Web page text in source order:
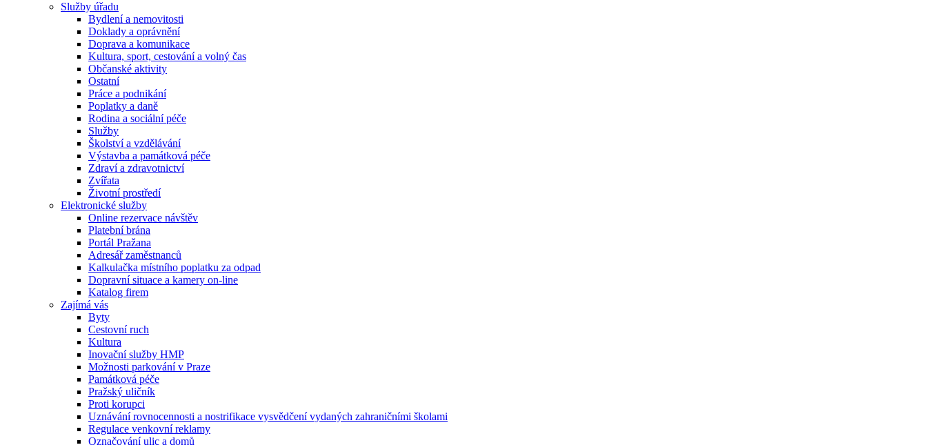
Služby úřadu
Bydlení a nemovitosti
Doklady a oprávnění
Doprava a komunikace
Kultura, sport, cestování a volný čas
Občanské aktivity
Ostatní
Práce a podnikání
Poplatky a daně
Rodina a sociální péče
Služby
Školství a vzdělávání
Výstavba a památková péče
Zdraví a zdravotnictví
Zvířata
Životní prostředí
Elektronické služby
Online rezervace návštěv
Platební brána
Portál Pražana
Adresář zaměstnanců
Kalkulačka místního poplatku za odpad
Dopravní situace a kamery on-line
Katalog firem
Zajímá vás
Byty
Cestovní ruch
Kultura
Inovační služby HMP
Možnosti parkování v Praze
Památková péče
Pražský uličník
Proti korupci
Uznávání rovnocennosti a nostrifikace vysvědčení vydaných zahraničními školami
Regulace venkovní reklamy
Označování ulic a domů